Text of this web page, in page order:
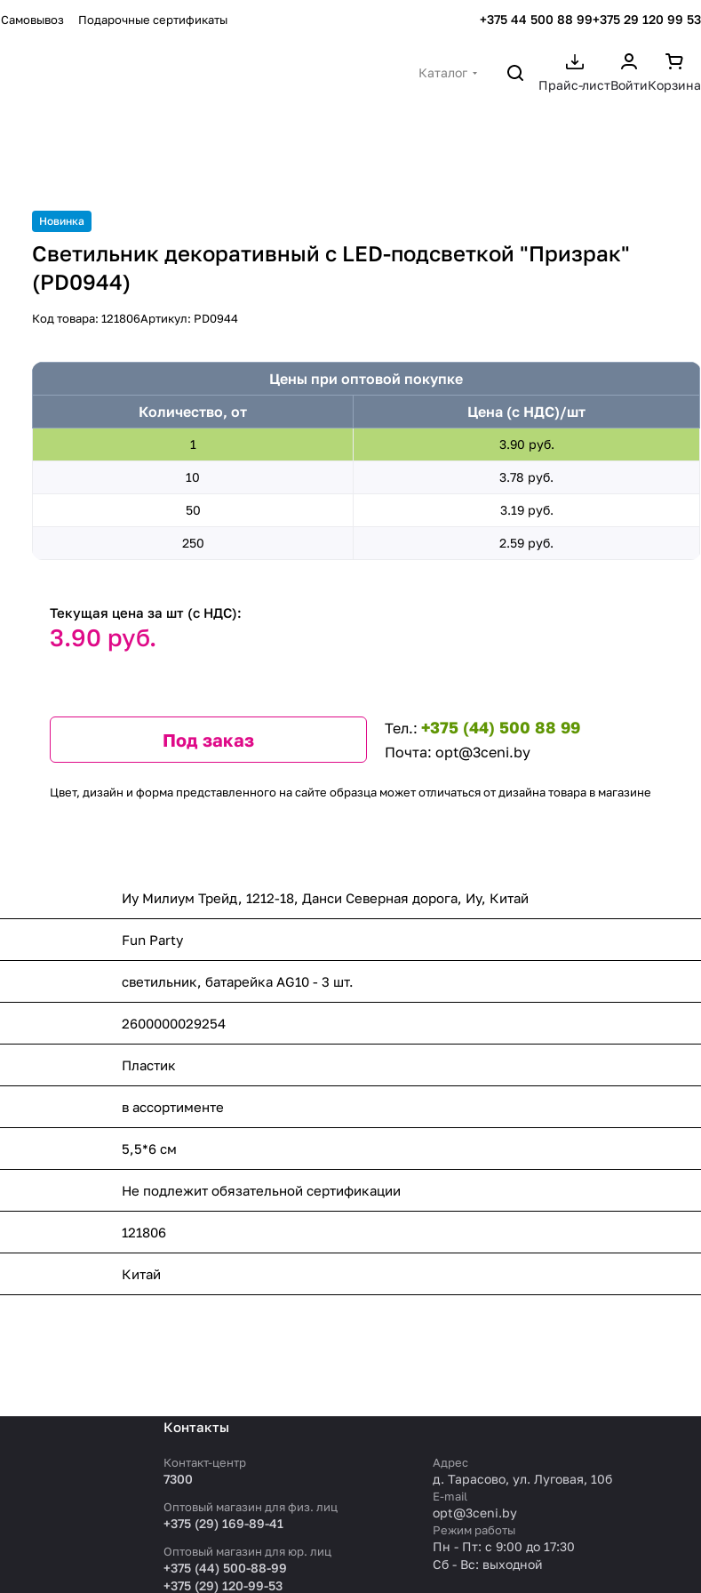
Самовывоз Подарочные сертификаты +375 44 500 88 99+375 29 120 99 53
Каталог
Прайс-листВойтиКорзина
Новинка
Светильник декоративный с LED-подсветкой "Призрак"
(PD0944)
Код товара:121806Артикул: PD0944
Цены при оптовой покупке
Количество, от
Цена (с НДС)/шт
1 3.90 руб.
10 3.78 руб.
50 3.19 руб.
250 2.59 руб.
Текущая цена за шт (с НДС):
3.90 руб.
Под заказ
Тел.: +375 (44) 500 88 99
Почта: opt@3ceni.by
Цвет, дизайн и форма представленного на сайте образца может отличаться от дизайна товара в магазине
Иу Милиум Трейд, 1212-18, Данси Северная дорога, Иу, Китай
Fun Party
светильник, батарейка AG10 - 3 шт.
2600000029254
Пластик
в ассортименте
5,5*6 см
Не подлежит обязательной сертификации
121806
Китай
Контакты
Контакт-центр
7300
Оптовый магазин для физ. лиц
+375 (29) 169-89-41
Оптовый магазин для юр. лиц
+375 (44) 500-88-99
+375 (29) 120-99-53
Адрес
д. Тарасово, ул. Луговая, 10б
E-mail
opt@3ceni.by
Режим работы
Пн - Пт: с 9:00 до 17:30
Сб - Вс: выходной